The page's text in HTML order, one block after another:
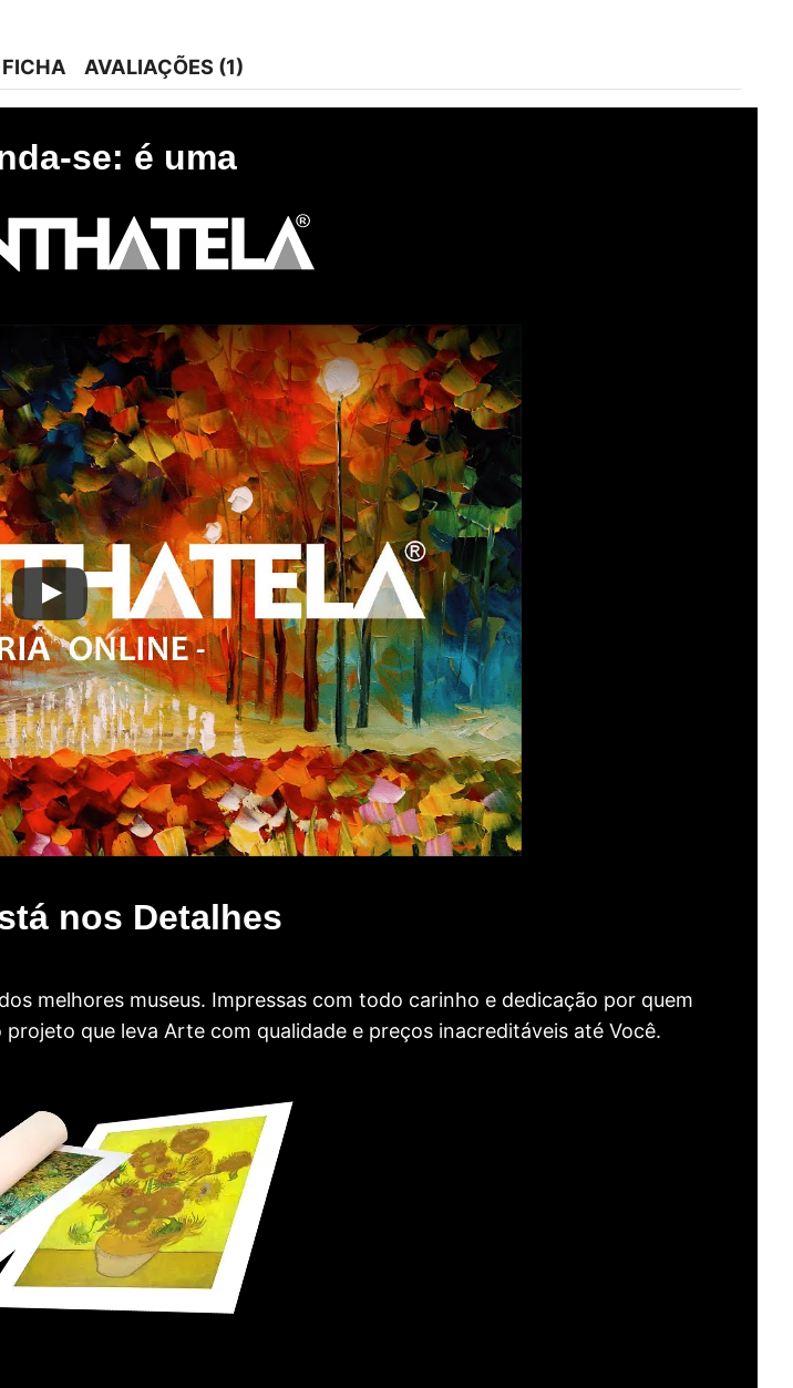
FICHA AVALIAÇÕES (1)
se: é uma
nos Detalhes
melhores museus. Impressas com todo carinho e dedicação por quem
que leva Arte com qualidade e preços inacreditáveis até Você.